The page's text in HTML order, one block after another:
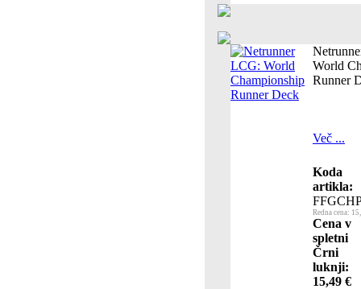
World
Runner
Več ...
Koda
artikla:
Redna cena:
Cena v
spletni
Črni
luknji:
15,49 €